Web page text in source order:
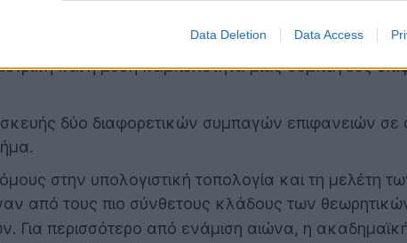
Data Deletion Data Access
TUM, TU Berlin και NC State διέψευσε
και η μέση καμπυλότητα μιας συμπαγούς
δύο διαφορετικών συμπαγών επιφανειών σε
στην υπολογιστική τοπολογία και τη μελέτη
από τους πιο σύνθετους κλάδους των
Για περισσότερο από ενάμιση αιώνα, η